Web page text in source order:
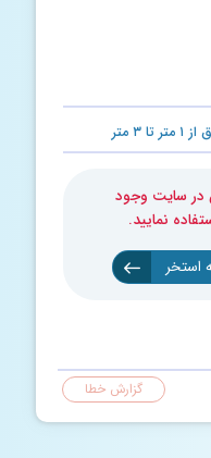
از ۱ متر تا ۳متر
در سایت وجود
نمایید.
استخر
گزارش خطا